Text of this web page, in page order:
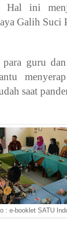
Hal ini
Galih Suci
para guru
saat
: e-booklet SATU